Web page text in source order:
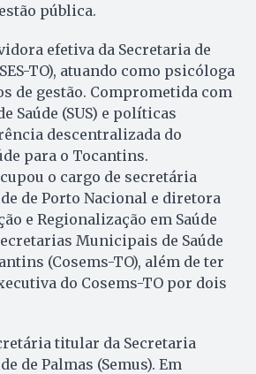
pública.
efetiva da Secretaria de
TO), atuando como psicóloga
de gestão. Comprometida com
Saúde (SUS) e políticas
descentralizada do
para o Tocantins.
o cargo de secretária
de Porto Nacional e diretora
e Regionalização em Saúde
Municipais de Saúde
(Cosems-TO), além de ter
do Cosems-TO por dois
titular da Secretaria
de Palmas (Semus). Em